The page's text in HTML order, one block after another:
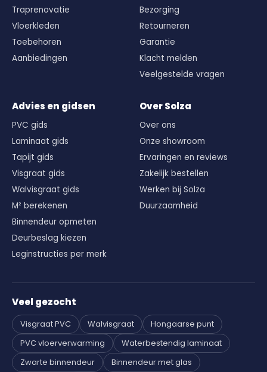
Traprenovatie
Vloerkleden
Toebehoren
Aanbiedingen
Bezorging
Retourneren
Garantie
Klacht melden
Veelgestelde vragen
Advies en gidsen
PVC gids
Laminaat gids
Tapijt gids
Visgraat gids
Walvisgraat gids
M² berekenen
Binnendeur opmeten
Deurbeslag kiezen
Leginstructies per merk
Over Solza
Over ons
Onze showroom
Ervaringen en reviews
Zakelijk bestellen
Werken bij Solza
Duurzaamheid
Veel gezocht
Visgraat PVC Walvisgraat
Hongaarse punt
PVC vloerverwarming
Waterbestendig laminaat
Zwarte binnendeur
Binnendeur met glas